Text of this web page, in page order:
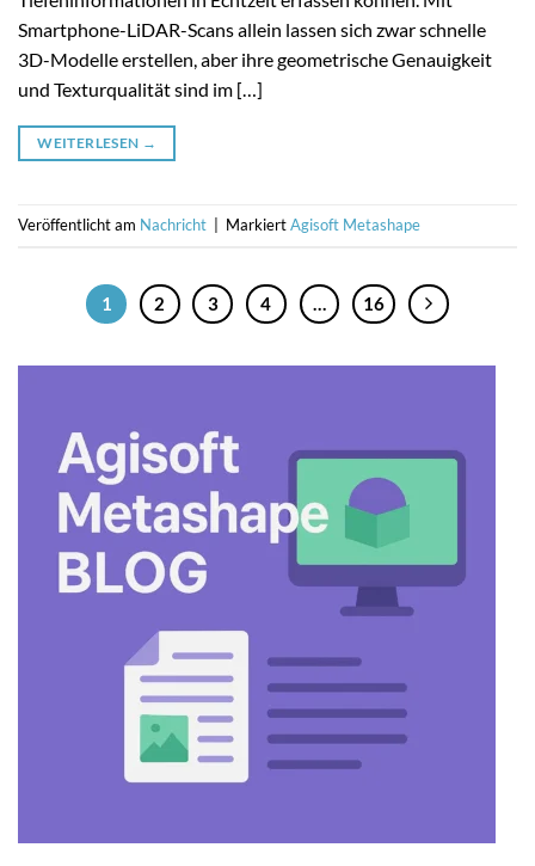
Smartphone-LiDAR-Scans allein lassen sich zwar schnelle
3D-Modelle erstellen, aber ihre geometrische Genauigkeit
und Texturqualität sind im […]
WEITERLESEN →
Veröffentlicht am Nachricht MarkiertAgisoft Metashape
1 2 3 4 … 16